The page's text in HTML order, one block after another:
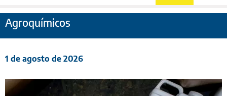
Agroquímicos
1 de agosto de 2026